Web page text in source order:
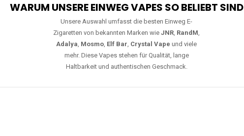
WARUM UNSERE EINWEG VAPES SO BELIEBT SIND
Unsere Auswahl umfasst die besten Einweg E-
Zigaretten von bekannten Marken wie JNR, RandM,
Adalya, Mosmo, Elf Bar, Crystal Vape und viele
mehr. Diese Vapes stehen für Qualität, lange
Haltbarkeit und authentischen Geschmack.